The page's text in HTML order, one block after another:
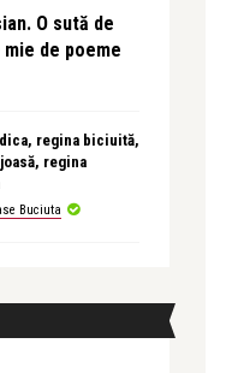
O sută de
de poeme
regina biciuită,
regina
Buciuta